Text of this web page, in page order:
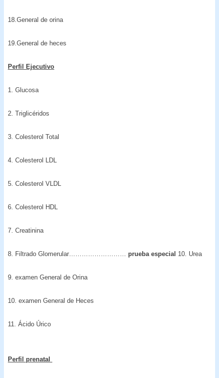
18.General de orina
19.General de heces
Perfil Ejecutivo
1. Glucosa
2. Triglicéridos
3. Colesterol Total
4. Colesterol LDL
5. Colesterol VLDL
6. Colesterol HDL
7. Creatinina
8. Filtrado Glomerular……………………… prueba especial 10. Urea
9. examen General de Orina
10. examen General de Heces
11. Ácido Úrico
Perfil prenatal